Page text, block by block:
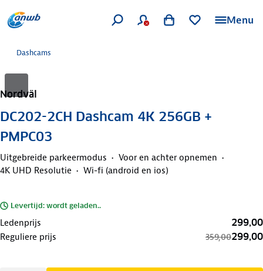
Menu
Dashcams
Nordväl
DC202-2CH Dashcam 4K 256GB +
PMPC03
Uitgebreide parkeermodus
Voor en achter opnemen
4K UHD Resolutie
Wi-fi (android en ios)
Levertijd: wordt geladen..
Ledenprijs 299,00
Reguliere prijs 359,00299,00